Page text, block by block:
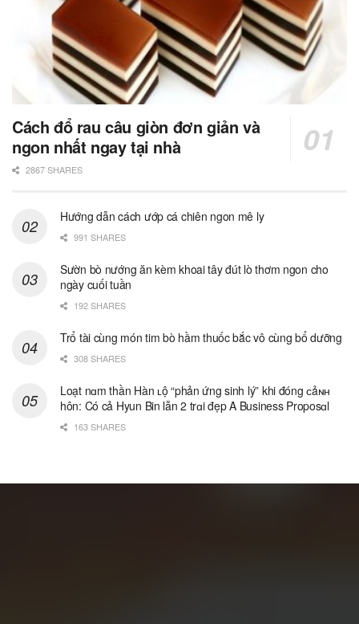
Cách đổ rau câu giòn đơn giản và
ngon nhất ngay tại nhà
2867 SHARES
Hướng dẫn cách ướp cá chiên ngon mê ly
991 SHARES
Sườn bò nướng ăn kèm khoai tây đút lò thơm ngon cho
ngày cuối tuần
192 SHARES
Trổ tài cùng món tim bò hầm thuốc bắc vô cùng bổ dưỡng
308 SHARES
Loạt nɑm thần Hàn ʟộ “phản ứng sinh lý” khi đóng ᴄảɴʜ
hôn: Có cả Hyun Bin lẫn 2 trɑi đẹp A Business Proposɑl
163 SHARES